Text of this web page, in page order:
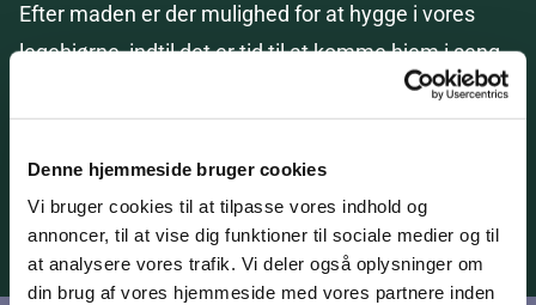
Denne hjemmeside bruger cookies
Vi bruger cookies til at tilpasse vores indhold og
annoncer, til at vise dig funktioner til sociale medier og til
at analysere vores trafik. Vi deler også oplysninger om
din brug af vores hjemmeside med vores partnere inden
Efter maden er der mulighed for at hygge i vores
legehjørne, indtil det er tid til at komme hjem i seng.
spaghettigudstjeneste vil blive annonceret.